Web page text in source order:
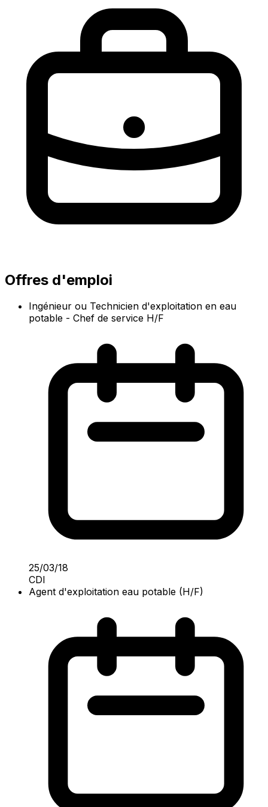
Offres d'emploi
Ingénieur ou Technicien d'exploitation en eau
potable - Chef de service H/F
25/03/18
CDI
Agent d'exploitation eau potable (H/F)